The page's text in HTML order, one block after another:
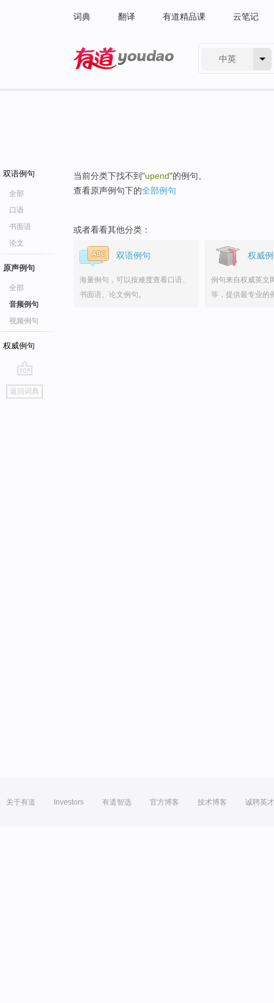
词典 翻译 有道精品课 云笔记
中英
双语例句
全部
口语
书面语
论文
原声例句
全部
音频例句
视频例句
权威例句
go
top
返回词典
当前分类下找不到"upend"的例句。
查看原声例句下的全部例句
或者看看其他分类：
双语例句
海量例句，可以按难度查看口语、
书面语、论文例句。
权威
例句来自权威英文
等，提供最专业的
关于有道 Investors 有道智选 官方博客 技术博客 诚聘英才